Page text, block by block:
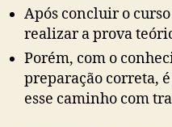
Após concluir o
realizar a prova
Porém, com o
preparação correta,
esse caminho com